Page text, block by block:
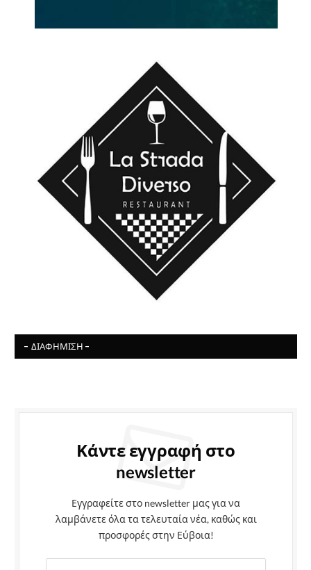
- ΔΙΑΦΉΜΙΣΗ -
Κάντε εγγραφή στο
newsletter
Εγγραφείτε στο newsletter μας για να
λαμβάνετε όλα τα τελευταία νέα, καθώς και
προσφορές στην Εύβοια!